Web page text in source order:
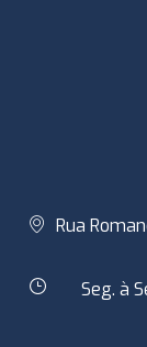
Rua
Seg. à